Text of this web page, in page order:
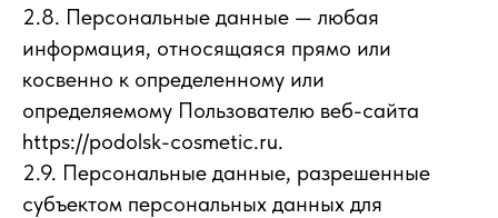
2.8. Персональные данные — любая
информация, относящаяся прямо или
косвенно к определенному или
определяемому Пользователю веб-сайта
https://podolsk-cosmetic.ru.
2.9. Персональные данные, разрешенные
субъектом персональных данных для